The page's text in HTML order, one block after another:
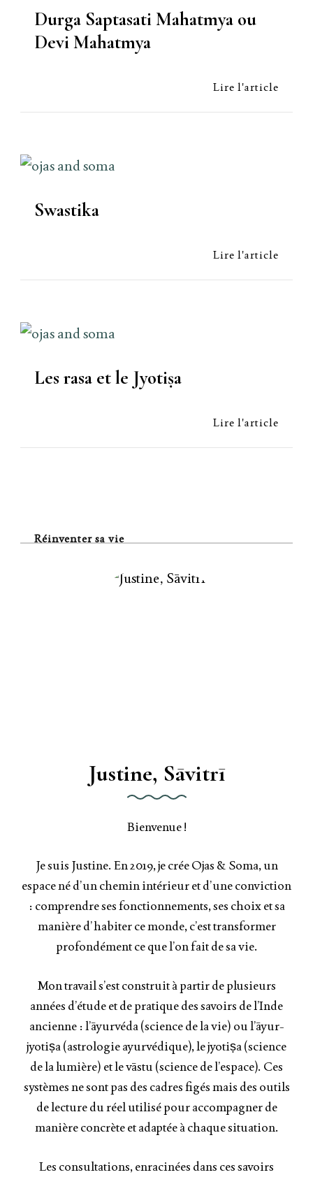
Durga Saptasati Mahatmya ou
Devi Mahatmya
Lire l'article
Swastika
Lire l'article
Les rasa et le Jyotiṣa
Lire l'article
Réinventer sa vie
Justine, Sāvitrī
Bienvenue !
Je suis Justine. En 2019, je crée Ojas & Soma, un
espace né d’un chemin intérieur et d’une conviction
: comprendre ses fonctionnements, ses choix et sa
manière d’habiter ce monde, c’est transformer
profondément ce que l’on fait de sa vie.
Mon travail s’est construit à partir de plusieurs
années d’étude et de pratique des savoirs de l’Inde
ancienne : l’āyurvéda (science de la vie) ou l’āyur-
jyotiṣa (astrologie ayurvédique), le jyotiṣa (science
de la lumière) et le vāstu (science de l’espace). Ces
systèmes ne sont pas des cadres figés mais des outils
de lecture du réel utilisé pour accompagner de
manière concrète et adaptée à chaque situation.
Les consultations, enracinées dans ces savoirs